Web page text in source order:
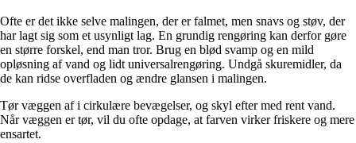
Ofte er det ikke selve malingen, der er falmet, men snavs og støv, der
har lagt sig som et usynligt lag. En grundig rengøring kan derfor gøre
en større forskel, end man tror. Brug en blød svamp og en mild
opløsning af vand og lidt universalrengøring. Undgå skuremidler, da
de kan ridse overfladen og ændre glansen i malingen.
Tør væggen af i cirkulære bevægelser, og skyl efter med rent vand.
Når væggen er tør, vil du ofte opdage, at farven virker friskere og mere
ensartet.